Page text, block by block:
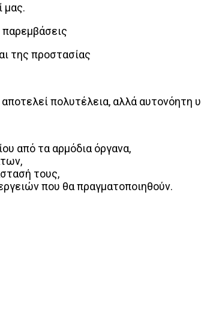
μας.
της προστασίας
πολυτέλεια, αλλά
από τα αρμόδια όργανα,
τους,
που θα πραγματοποιηθούν.